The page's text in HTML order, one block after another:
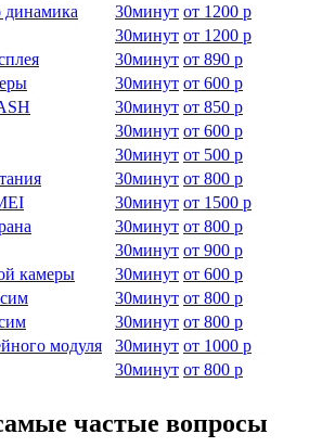
динамика
30минут от 1200 р
30минут от 1200 р
30минут от 890 р
30минут от 600 р
30минут от 850 р
30минут от 600 р
30минут от 500 р
30минут от 800 р
30минут от 1500 р
30минут от 800 р
30минут от 900 р
камеры
30минут от 600 р
30минут от 800 р
30минут от 800 р
модуля
30минут от 1000 р
30минут от 800 р
частые вопросы